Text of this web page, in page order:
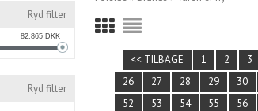
Ryd filter
82,865DKK
Ryd filter
<< TILBAGE 1 2 3
26
27 28 29 30
52
53 54 55 56